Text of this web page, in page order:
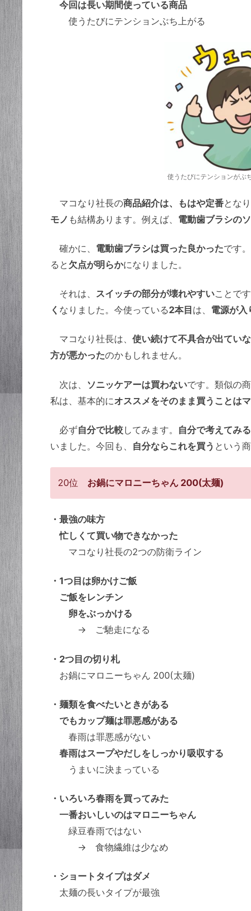
今回は長い期間使っている商品
使うたびにテンションぶち上がる
使うたびにテンションがぶ
マコなり社長の商品紹介は、もはや定番とな
モノ も結構あります。例えば、 電動歯ブラシの
確かに、 電動歯ブラシは買った良かったです
ると 欠点が明らかになりました。
それは、 スイッチの部分が壊れやすいことです
く なりました。今使っている2本目 は、 電源が入
マコなり社長は、 使い続けて不具合が出てい
方が悪かったのかもしれません。
次は、 ソニッケアーは買わないです。類似の商
私は、基本的にオススメをそのまま買うことは
必ず自分で比較してみます。 自分で考えてみ
いました。今回も、 自分ならこれを買う という
20位 お鍋にマロニーちゃん 200(太麺)
・最強の味方
忙しくて買い物できなかった
マコなり社長の2つの防衛ライン
・1つ目は卵かけご飯
ご飯をレンチン
卵をぶっかける
→ ご馳走になる
・2つ目の切り札
お鍋にマロニーちゃん 200(太麺)
・麺類を食べたいときがある
でもカップ麺は罪悪感がある
春雨は罪悪感がない
春雨はスープやだしをしっかり吸収する
うまいに決まっている
・いろいろ春雨を買ってみた
一番おいしいのはマロニーちゃん
緑豆春雨ではない
→ 食物繊維は少なめ
・ショートタイプはダメ
太麺の長いタイプが最強